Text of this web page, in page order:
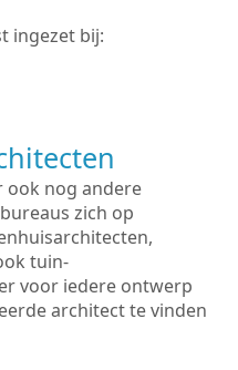
ingezet bij:
ook nog andere
zich op
tuin-
voor iedere ontwerp
architect te vinden